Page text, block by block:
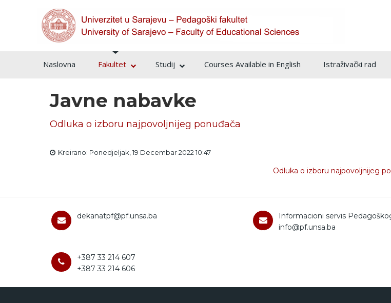
Naslovna Fakultet Studij Courses Available in English Istraživački rad
Javne nabavke
Odluka o izboru najpovoljnijeg ponuđača
Kreirano: Ponedjeljak, 19 Decembar 2022 10:47
Odluka o izboru najpovoljnijeg
dekanatpf@pf.unsa.ba
Informacioni servis
info@pf.unsa.ba
+387 33 214 607
+387 33 214 606